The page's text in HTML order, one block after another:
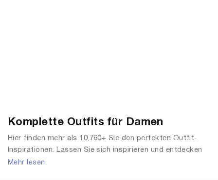
Komplette Outfits für Damen
Hier finden mehr als 10,760+ Sie den perfekten Outfit-
Inspirationen. Lassen Sie sich inspirieren und entdecken
Sie die neuesten Trends für alle Anlässe.
Mehr lesen